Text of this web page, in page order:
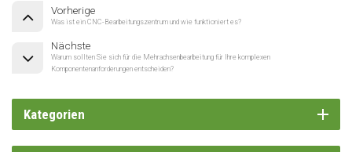
Vorherige
Was ist ein CNC-Bearbeitungszentrum und wie funktioniert es?
Nächste
Warum sollten Sie sich für die Mehrachsenbearbeitung für Ihre komplexen
Komponentenanforderungen entscheiden?
Kategorien